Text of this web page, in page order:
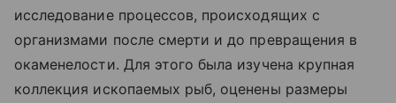
исследование процессов, происходящих с
организмами после смерти и до превращения в
окаменелости. Для этого была изучена крупная
коллекция ископаемых рыб, оценены размеры